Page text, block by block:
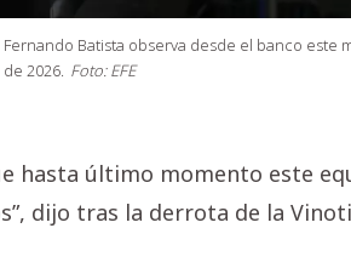
Batista observa desde el banco este
2026. Foto: EFE
hasta último momento este
dijo tras la derrota de la